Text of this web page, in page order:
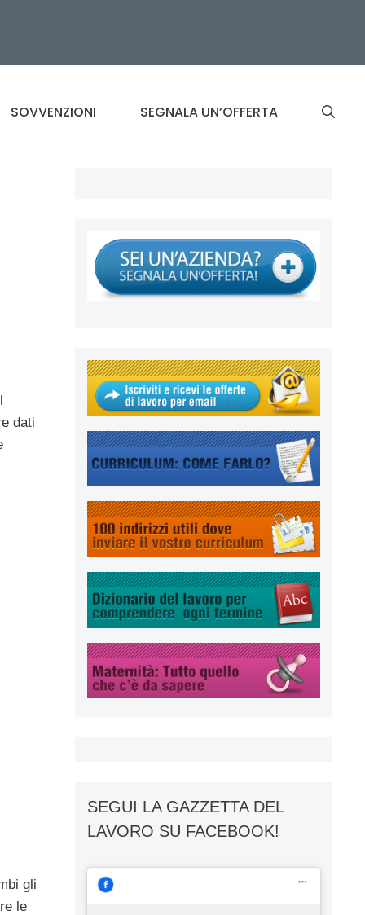
SOVVENZIONI SEGNALA UN’OFFERTA
dati
gli
le
SEGUI LA GAZZETTA DEL
LAVORO SU FACEBOOK!